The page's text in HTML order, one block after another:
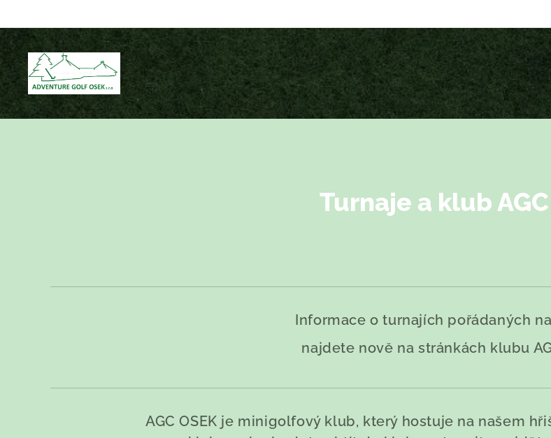
Turnaje a klub AGC
Informace o turnajích pořádaných
najdete nově na stránkách klubu
AGC OSEK je minigolfový klub, který hostuje na našem